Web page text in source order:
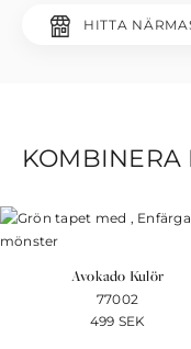
HITTA
KOMBINERA
Avokado Kulör
77002
499 SEK